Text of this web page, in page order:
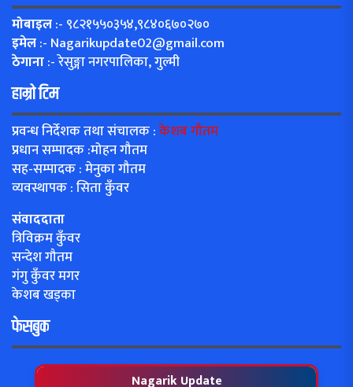
मोबाइल:- ९८२१५५०३५४,९८४०६७०२७०
इमेल:- Nagarikupdate02@gmail.com
ठेगाना:- रेसुङ्गा नगरपालिका, गुल्मी
हाम्रो टिम
प्रवन्ध निर्देशक तथा संचालक :केशब गौतम
प्रधान सम्पादक :मोहन गौतम
सह-सम्पादक : मेनुका गौतम
व्यवस्थापक : सिता कुँवर
संवाददाता
त्रिविक्रम कुँवर
सन्देश गौतम
गंगु कुँवर मगर
केशब खड्का
फेसबुक
Nagarik Update